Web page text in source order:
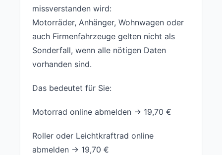
missverstanden wird:
Motorräder, Anhänger, Wohnwagen oder
auch Firmenfahrzeuge gelten nicht als
Sonderfall, wenn alle nötigen Daten
vorhanden sind.
Das bedeutet für Sie:
Motorrad online abmelden → 19,70 €
Roller oder Leichtkraftrad online
abmelden → 19,70 €